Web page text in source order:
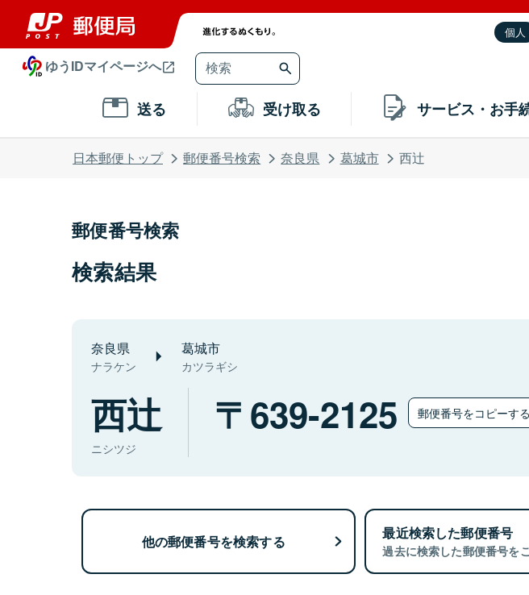
個人
ゆうIDマイページへ
送る 受け取る サービス・お手
日本郵便トップ 郵便番号検索 奈良県 葛城市 西辻
郵便番号検索
検索結果
奈良県
ナラケン
葛城市
カツラギシ
西辻
ニシツジ
639-2125 郵便番号をコピーする
他の郵便番号を検索する 最近検索した郵便番号
過去に検索した郵便番号を